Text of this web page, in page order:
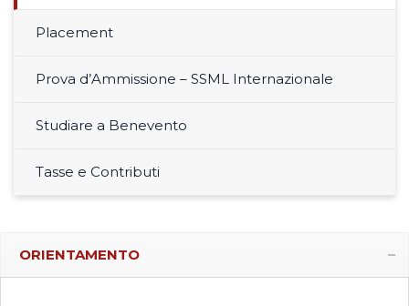
Placement
Prova d’Ammissione – SSML Internazionale
Studiare a Benevento
Tasse e Contributi
ORIENTAMENTO